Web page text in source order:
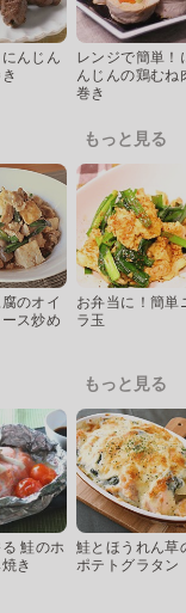
んじん
レンジで簡単！
んじんの鶏むね
巻き
もっと見る
のオイ
ス炒め
お弁当に！簡単
ラ玉
もっと見る
鮭のホ
き
鮭とほうれん草
ポテトグラタン